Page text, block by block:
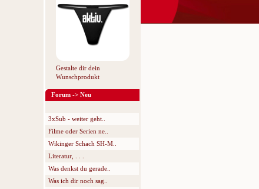
Gestalte dir dein
Wunschprodukt
Forum -> Neu
3xSub - weiter geht..
Filme oder Serien ne..
Wikinger Schach SH-M..
Literatur, . . .
Was denkst du gerade..
Was ich dir noch sag..